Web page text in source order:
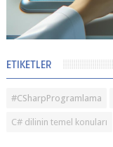
ETIKETLER
#CSharpProgramlama
KATEGORILER